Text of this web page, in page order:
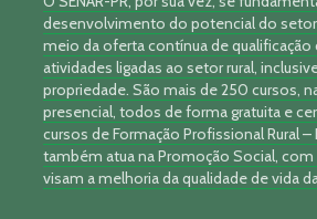
desenvolvimento do potencial do
meio da oferta contínua de qualificação
atividades ligadas ao setor rural,
propriedade. São mais de 250 cursos,
presencial, todos de forma gratuita e
cursos de Formação Profissional Rural –
também atua na Promoção Social,
visam a melhoria da qualidade de vida